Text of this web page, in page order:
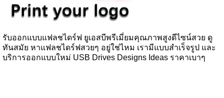
รับออกแบบแฟลชไดร์ฟ ยูเอสบีพรีเมี่ยมคุณภาพสูงดีไซน์สวย ดู
ทันสมัย หาแฟลชไดร์ฟสวยๆ อยู่ใช่ไหม เรามีแบบสำเร็จรูป และ
บริการออกแบบใหม่ USB Drives Designs Ideas ราคาเบาๆ